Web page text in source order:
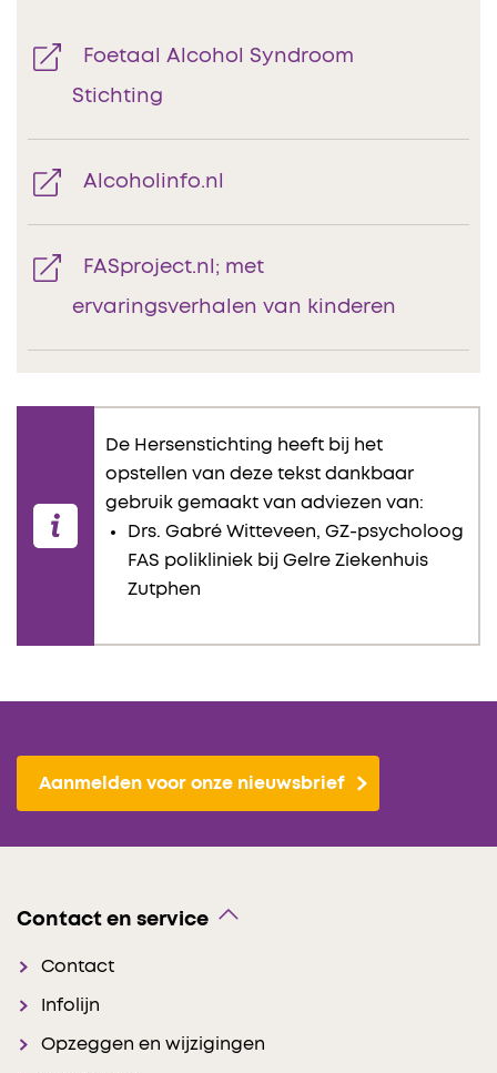
Foetaal Alcohol Syndroom
Stichting
Alcoholinfo.nl
FASproject.nl; met
ervaringsverhalen van kinderen
De Hersenstichting heeft bij het
opstellen van deze tekst dankbaar
gebruik gemaakt van adviezen van:
Drs. Gabré Witteveen, GZ-psycholoog
FAS polikliniek bij Gelre Ziekenhuis
Zutphen
Aanmelden voor onze nieuwsbrief
Contact en service
Contact
Infolijn
Opzeggen en wijzigingen